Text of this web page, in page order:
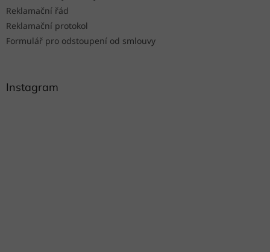
Reklamační řád
Reklamační protokol
Formulář pro odstoupení od smlouvy
Instagram